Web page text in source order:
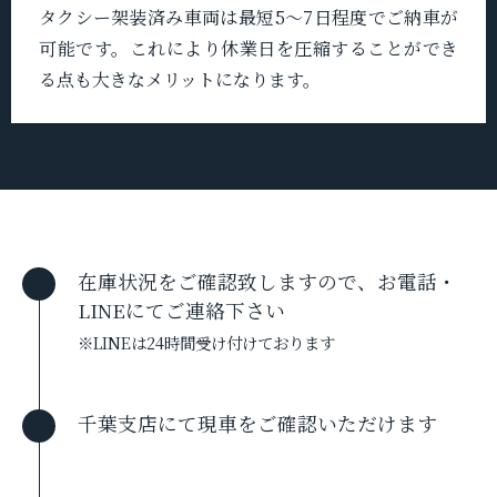
タクシー架装済み車両は最短5〜7日程度でご納車が
可能です。これにより休業日を圧縮することができ
る点も大きなメリットになります。
在庫状況をご確認致しますので、お電話・
LINEにてご連絡下さい
※LINEは24時間受け付けております
千葉支店にて現車をご確認いただけます